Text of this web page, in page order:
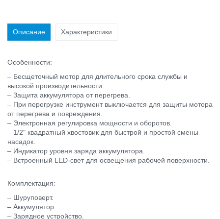
Описание Характеристики
Особенности:
– Бесщеточный мотор для длительного срока службы и
высокой производительности.
– Защита аккумулятора от перегрева.
– При перегрузке инструмент выключается для защиты мотора
от перегрева и повреждения.
– Электронная регулировка мощности и оборотов.
– 1/2" квадратный хвостовик для быстрой и простой смены
насадок.
– Индикатор уровня заряда аккумулятора.
– Встроенный LED-свет для освещения рабочей поверхности.
Комплектация:
– Шуруповерт.
– Аккумулятор.
– Зарядное устройство.